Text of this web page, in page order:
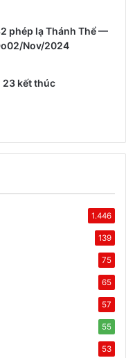
phép lạ Thánh Thể —
Nov/2024
kết thúc
1.446
139
75
65
57
55
53